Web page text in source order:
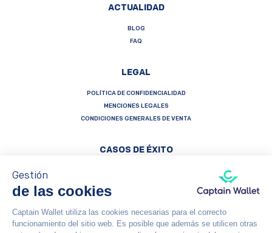
ACTUALIDAD
BLOG
FAQ
LEGAL
POLÍTICA DE CONFIDENCIALIDAD
MENCIONES LEGALES
CONDICIONES GENERALES DE VENTA
CASOS DE ÉXITO
Français Español English
Gestión
de las cookies
Captain Wallet utiliza las cookies necesarias para el correcto
funcionamiento del sitio web. Es posible que además se utilicen otras